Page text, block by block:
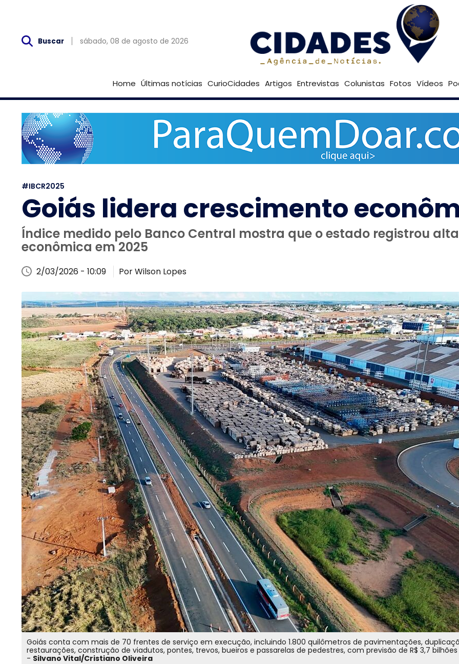
Buscar sábado, 08 de agosto de 2026 Goiânia 22º Brasília
Home Últimas notícias CurioCidades Artigos Entrevistas Colunistas Fotos Vídeos
#IBCR2025
Goiás lidera crescimento
Índice medido pelo Banco Central mostra que o estado registrou
econômica em 2025
2/03/2026 - 10:09 Por Wilson Lopes
Goiás conta com mais de 70 frentes de serviço em execução, incluindo 1.800 quilômetros de pavimentações,
restaurações, construção de viadutos, pontes, trevos, bueiros e passarelas de pedestres, com previsão de R$ 3,7
- Silvano Vital/Cristiano Oliveira